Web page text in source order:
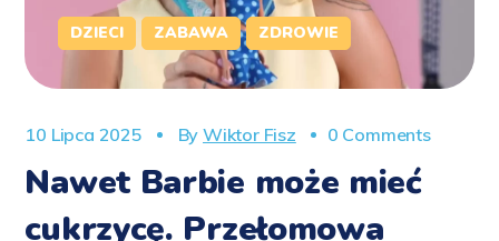
DZIECI ZABAWA ZDROWIE
10 Lipca 2025 ByWiktor Fisz 0 Comments
Nawet Barbie może mieć
cukrzycę. Przełomowa